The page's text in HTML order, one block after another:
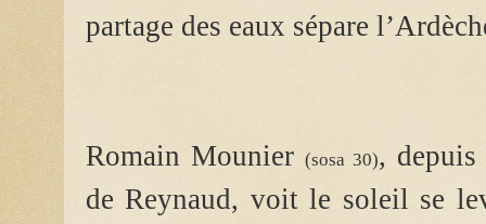
partage des eaux sépare
Romain Mounier (sosa 30), depuis
de Reynaud, voit le soleil se